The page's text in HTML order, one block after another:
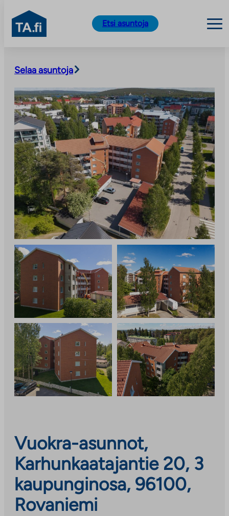
sisältöön
TA.fi
Etsi asuntoja
Selaa asuntoja
Vuokra-asunnot,
Karhunkaatajantie 20, 3
kaupunginosa, 96100,
Rovaniemi